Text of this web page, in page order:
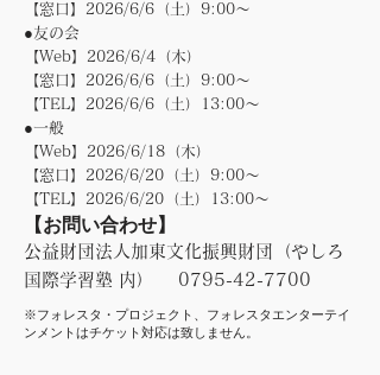
【窓口】2026/6/6（土）9:00～
●友の会
【Web】2026/6/4（木）
【窓口】2026/6/6（土）9:00～
【TEL】2026/6/6（土）13:00～
●一般
【Web】2026/6/18（木）
【窓口】2026/6/20（土）9:00～
【TEL】2026/6/20（土）13:00～
【お問い合わせ】
公益財団法人加東文化振興財団（やしろ
国際学習塾 内） 0795-42-7700
​※フォレスタ・プロジェクト、フォレスタエンターテイ
ンメントはチケット対応は致しません。